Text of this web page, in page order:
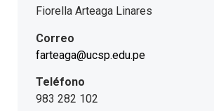
Fiorella Arteaga Linares
Correo
farteaga@ucsp.edu.pe
Teléfono
983 282 102